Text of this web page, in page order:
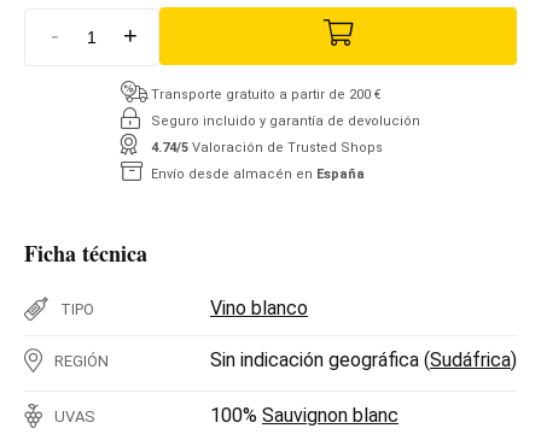
- +
Transporte gratuito a partir de 200 €
Seguro incluido y garantía de devolución
4.74/5 Valoración de Trusted Shops
Envío desde almacén en España
Ficha técnica
TIPO Vino blanco
REGIÓN Sin indicación geográfica (Sudáfrica)
UVAS 100% Sauvignon blanc